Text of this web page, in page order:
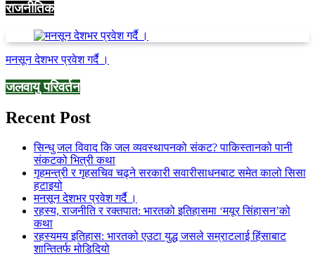
राजनीतिक
मनसून देशभर प्रवेश गर्दै ।
जलवायु परिवर्तन
Recent Post
सिन्धु जल विवाद कि जल व्यवस्थापनको संकट? पाकिस्तानको पानी
संकटको भित्री कथा
गृहमन्त्री र गृहसचिव चढ्ने सरकारी सवारीसाधनबाट समेत कालो सिसा
हटाइयो
मनसून देशभर प्रवेश गर्दै ।
रहस्य, राजनीति र रक्तपात: भारतको इतिहासमा ‘मयूर सिंहासन’को
कथा
रहस्यमय इतिहास: भारतको एउटा युद्ध जसले सम्राटलाई हिंसाबाट
शान्तितर्फ मोडिदियो